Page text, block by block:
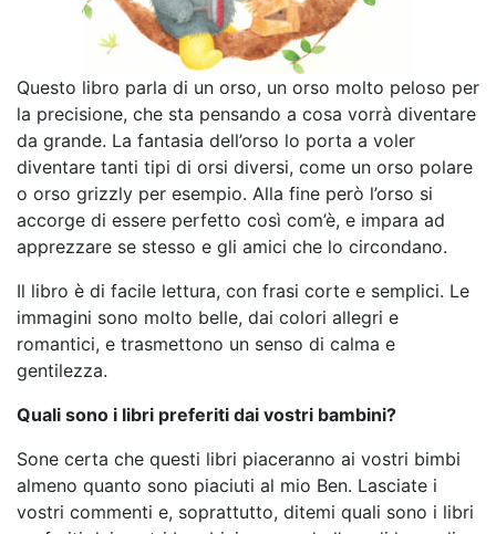
Questo libro parla di un orso, un orso molto peloso per
la precisione, che sta pensando a cosa vorrà diventare
da grande. La fantasia dell’orso lo porta a voler
diventare tanti tipi di orsi diversi, come un orso polare
o orso grizzly per esempio. Alla fine però l’orso si
accorge di essere perfetto così com’è, e impara ad
apprezzare se stesso e gli amici che lo circondano.
Il libro è di facile lettura, con frasi corte e semplici. Le
immagini sono molto belle, dai colori allegri e
romantici, e trasmettono un senso di calma e
gentilezza.
Quali sono i libri preferiti dai vostri bambini?
Sone certa che questi libri piaceranno ai vostri bimbi
almeno quanto sono piaciuti al mio Ben. Lasciate i
vostri commenti e, soprattutto, ditemi quali sono i libri